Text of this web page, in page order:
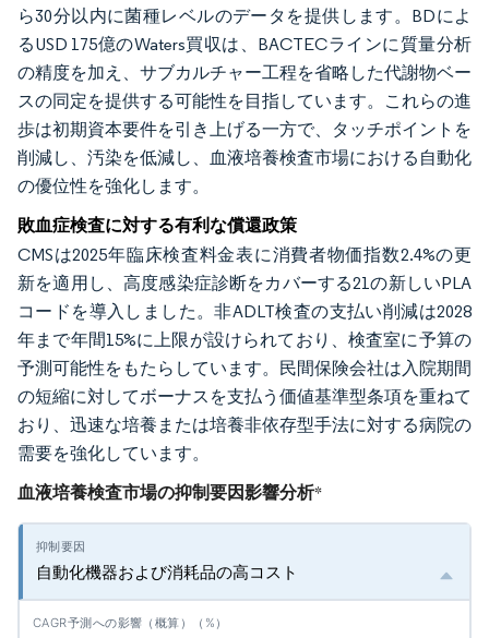
ら30分以内に菌種レベルのデータを提供します。BDによ
るUSD 175億のWaters買収は、BACTECラインに質量分析
の精度を加え、サブカルチャー工程を省略した代謝物ベー
スの同定を提供する可能性を目指しています。これらの進
歩は初期資本要件を引き上げる一方で、タッチポイントを
削減し、汚染を低減し、血液培養検査市場における自動化
の優位性を強化します。
敗血症検査に対する有利な償還政策
CMSは2025年臨床検査料金表に消費者物価指数2.4%の更
新を適用し、高度感染症診断をカバーする21の新しいPLA
コードを導入しました。非ADLT検査の支払い削減は2028
年まで年間15%に上限が設けられており、検査室に予算の
予測可能性をもたらしています。民間保険会社は入院期間
の短縮に対してボーナスを支払う価値基準型条項を重ねて
おり、迅速な培養または培養非依存型手法に対する病院の
需要を強化しています。
血液培養検査市場の抑制要因影響分析*
自動化機器および消耗品の高コスト